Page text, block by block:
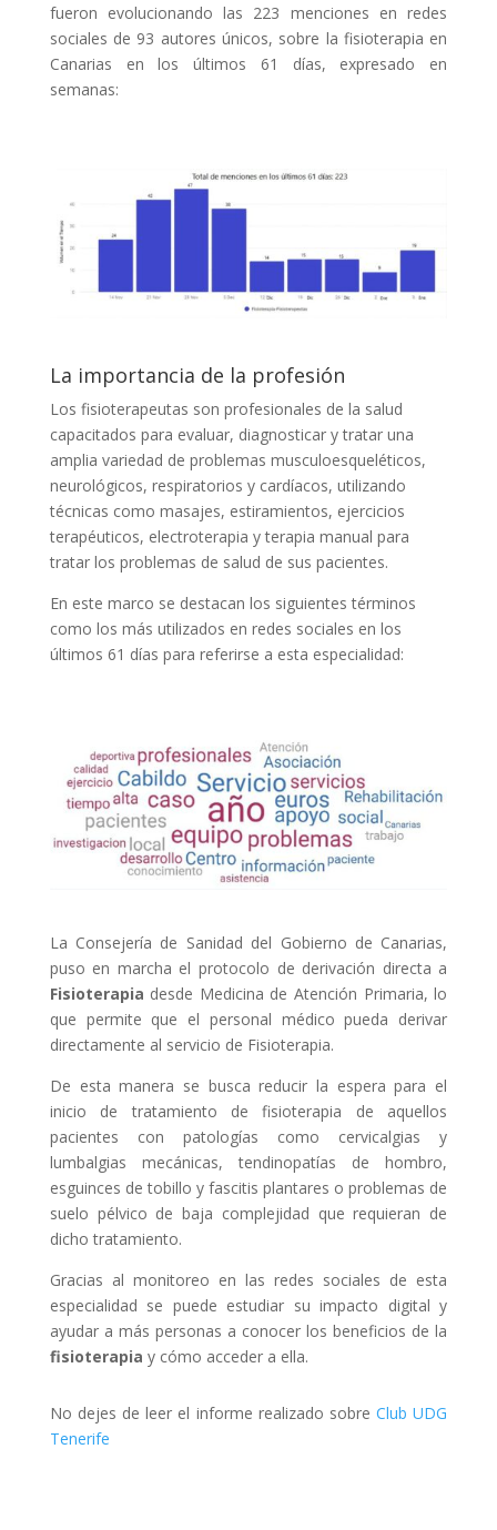
fueron evolucionando las 223 menciones en redes
sociales de 93 autores únicos, sobre la fisioterapia en
Canarias en los últimos 61 días, expresado en
semanas:
La importancia de la profesión
Los fisioterapeutas son profesionales de la salud
capacitados para evaluar, diagnosticar y tratar una
amplia variedad de problemas musculoesqueléticos,
neurológicos, respiratorios y cardíacos, utilizando
técnicas como masajes, estiramientos, ejercicios
terapéuticos, electroterapia y terapia manual para
tratar los problemas de salud de sus pacientes.
En este marco se destacan los siguientes términos
como los más utilizados en redes sociales en los
últimos 61 días para referirse a esta especialidad:
La Consejería de Sanidad del Gobierno de Canarias,
puso en marcha el protocolo de derivación directa a
Fisioterapia desde Medicina de Atención Primaria, lo
que permite que el personal médico pueda derivar
directamente al servicio de Fisioterapia.
De esta manera se busca reducir la espera para el
inicio de tratamiento de fisioterapia de aquellos
pacientes con patologías como cervicalgias y
lumbalgias mecánicas, tendinopatías de hombro,
esguinces de tobillo y fascitis plantares o problemas de
suelo pélvico de baja complejidad que requieran de
dicho tratamiento.
Gracias al monitoreo en las redes sociales de esta
especialidad se puede estudiar su impacto digital y
ayudar a más personas a conocer los beneficios de la
fisioterapia y cómo acceder a ella.
No dejes de leer el informe realizado sobreClub UDG
Tenerife